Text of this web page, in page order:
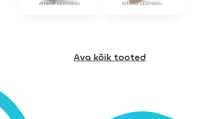
Artikkel: LE20084U Artikkel: LE20464U
Ava kõik tooted